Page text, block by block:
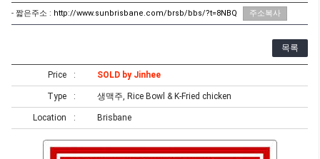
- 짧은주소 : http://www.sunbrisbane.com/brsb/bbs/?t=8NBQ 주소복사
목록
Price SOLD by Jinhee
Type 생맥주, Rice Bowl & K-Fried chicken
Location Brisbane